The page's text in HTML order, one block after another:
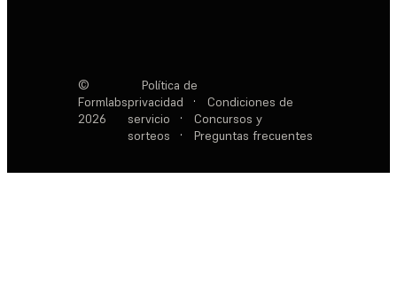
©
Formlabs
2026
Política de
privacidad
·
Condiciones de
servicio
·
Concursos y
sorteos
· Preguntas frecuentes